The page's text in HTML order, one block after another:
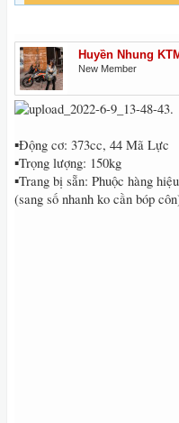
Huyền Nhung
New Member
▪Động cơ: 373cc, 44 Mã Lực
▪Trọng lượng: 150kg
▪Trang bị sẵn: Phuộc hàng
(sang số nhanh ko cần bóp